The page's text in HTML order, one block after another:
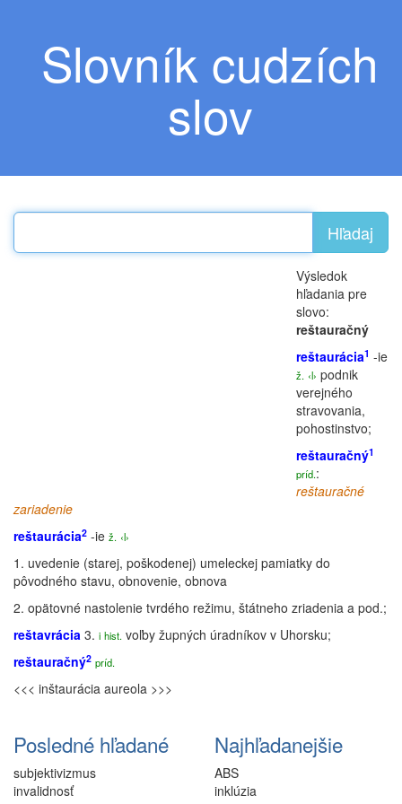
Slovník cudzích
slov
Hľadaj
Výsledok
hľadania pre
slovo:
reštauračný
reštaurácia1 -ie
ž. ‹l› podnik
verejného
stravovania,
pohostinstvo;
reštauračný1
príd.:
reštauračné
zariadenie
reštaurácia2 -ie ž. ‹l›
1. uvedenie (starej, poškodenej) umeleckej pamiatky do
pôvodného stavu, obnovenie, obnova
2. opätovné nastolenie tvrdého režimu, štátneho zriadenia a pod.;
reštavrácia 3. i hist. voľby župných úradníkov v Uhorsku;
reštauračný2 príd.
<<< inštaurácia aureola >>>
Posledné hľadané
subjektivizmus
invalidnosť
Najhľadanejšie
ABS
inklúzia